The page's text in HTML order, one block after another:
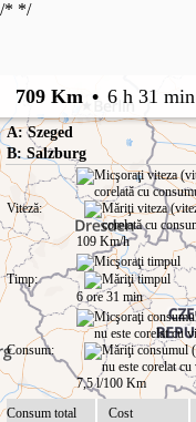
/* */
709 Km • 6 h 31 min
A: Szeged
B: Salzburg
Viteză:
109 Km/h
Timp:
6 ore 31 min
Consum:
7,5 l/100 Km
Consum total
Cost